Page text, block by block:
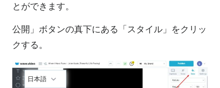
とができます。
公開」ボタンの真下にある「スタイル」をクリッ
クする。
日本語